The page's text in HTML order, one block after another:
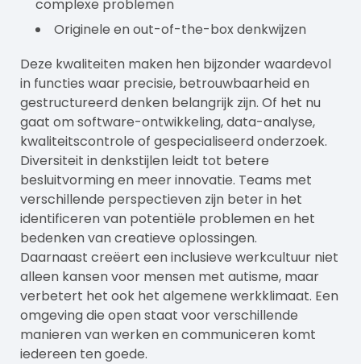
complexe problemen
Originele en out-of-the-box denkwijzen
Deze kwaliteiten maken hen bijzonder waardevol
in functies waar precisie, betrouwbaarheid en
gestructureerd denken belangrijk zijn. Of het nu
gaat om software-ontwikkeling, data-analyse,
kwaliteitscontrole of gespecialiseerd onderzoek.
Diversiteit in denkstijlen leidt tot betere
besluitvorming en meer innovatie. Teams met
verschillende perspectieven zijn beter in het
identificeren van potentiële problemen en het
bedenken van creatieve oplossingen.
Daarnaast creëert een inclusieve werkcultuur niet
alleen kansen voor mensen met autisme, maar
verbetert het ook het algemene werkklimaat. Een
omgeving die open staat voor verschillende
manieren van werken en communiceren komt
iedereen ten goede.